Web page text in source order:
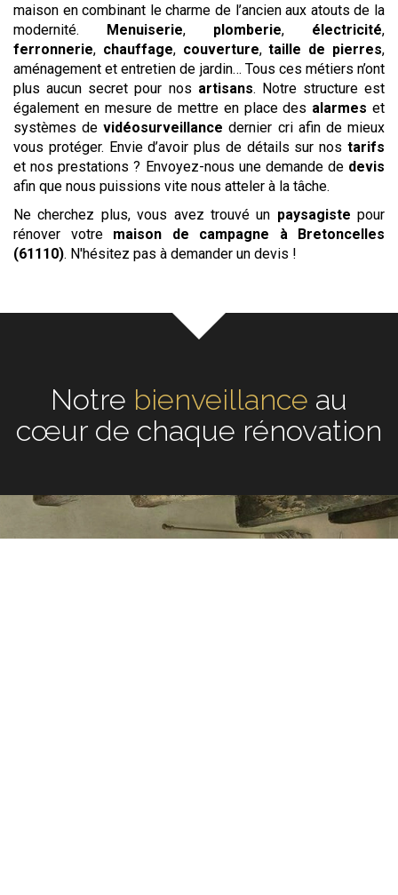
maison en combinant le charme de l’ancien aux atouts de la
modernité. Menuiserie, plomberie, électricité,
ferronnerie, chauffage, couverture,taille de pierres,
aménagement et entretien de jardin… Tous ces métiers n’ont
plus aucun secret pour nos artisans. Notre structure est
également en mesure de mettre en place des alarmes et
systèmes devidéosurveillance dernier cri afin de mieux
vous protéger. Envie d’avoir plus de détails sur nos tarifs
et nos prestations ? Envoyez-nous une demande de devis
afin que nous puissions vite nous atteler à la tâche.
Ne cherchez plus, vous avez trouvé un paysagiste pour
rénover votre maison de campagne à Bretoncelles
(61110). N'hésitez pas à demander un devis !
Notreécouteau cœur de
chaque rénovation